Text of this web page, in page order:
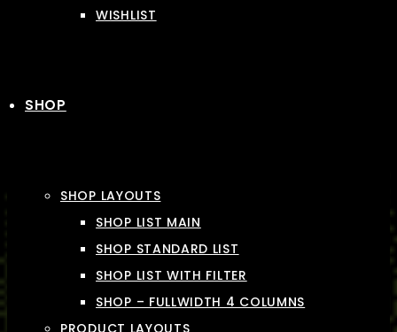
WISHLIST
SHOP
SHOP LAYOUTS
SHOP LIST MAIN
SHOP STANDARD LIST
SHOP LIST WITH FILTER
SHOP – FULLWIDTH 4 COLUMNS
PRODUCT LAYOUTS